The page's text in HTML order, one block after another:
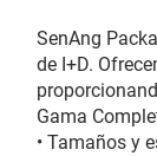
SenAng
de I+D.
Gama
• Tamaños y